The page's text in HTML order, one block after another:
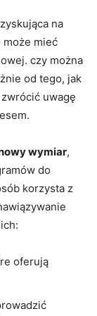
na
może mieć
czy można
od tego, jak
uwagę
wymiar,
do
korzysta z
oferują